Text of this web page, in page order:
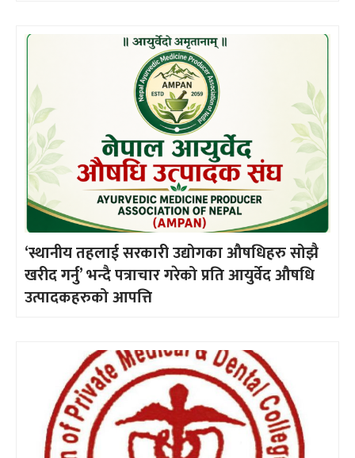
‘स्थानीय तहलाई सरकारी उद्योगका औषधिहरु सोझै
खरीद गर्नु’ भन्दै पत्राचार गरेको प्रति आयुर्वेद औषधि
उत्पादकहरुको आपत्ति